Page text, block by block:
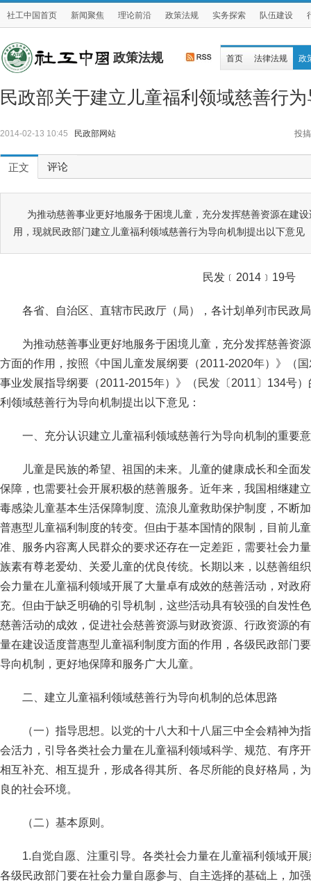
社工中国首页 新闻聚焦 理论前沿 政策法规 实务探索 队伍建设
政策法规 首页 法律法规 政
民政部关于建立儿童福利领域慈善行
2014-02-13 10:45 民政部网站 投搞
正文 评论
为推动慈善事业更好地服务于困境儿童，充分发挥慈善资源在建
用，现就民政部门建立儿童福利领域慈善行为导向机制提出以下意见
民发﹝2014﹞19号
各省、自治区、直辖市民政厅（局），各计划单列市民政
为推动慈善事业更好地服务于困境儿童，充分发挥慈善资
方面的作用，按照《中国儿童发展纲要（2011-2020年）》（
事业发展指导纲要（2011-2015年）》（民发〔2011〕134号
利领域慈善行为导向机制提出以下意见：
一、充分认识建立儿童福利领域慈善行为导向机制的重要
儿童是民族的希望、祖国的未来。儿童的健康成长和全面
保障，也需要社会开展积极的慈善服务。近年来，我国相继建
毒感染儿童基本生活保障制度、流浪儿童救助保护制度，不断
普惠型儿童福利制度的转变。但由于基本国情的限制，目前儿
准、服务内容离人民群众的要求还存在一定差距，需要社会力
族素有尊老爱幼、关爱儿童的优良传统。长期以来，以慈善组
会力量在儿童福利领域开展了大量卓有成效的慈善活动，对政
充。但由于缺乏明确的引导机制，这些活动具有较强的自发性
慈善活动的成效，促进社会慈善资源与财政资源、行政资源的
量在建设适度普惠型儿童福利制度方面的作用，各级民政部门
导向机制，更好地保障和服务广大儿童。
二、建立儿童福利领域慈善行为导向机制的总体思路
（一）指导思想。以党的十八大和十八届三中全会精神为
会活力，引导各类社会力量在儿童福利领域科学、规范、有序
相互补充、相互提升，形成各得其所、各尽所能的良好格局，
良的社会环境。
（二）基本原则。
1.自觉自愿、注重引导。各类社会力量在儿童福利领域开
各级民政部门要在社会力量自愿参与、自主选择的基础上，加